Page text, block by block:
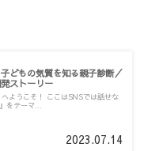
子どもの気質を知る親子診断／
ストーリー
ようこそ！ ここはSNSでは話せな
をテーマ...
2023.07.14